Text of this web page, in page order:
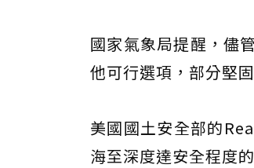
國家氣象局提醒，儘
他可行選項，部分堅
美國國土安全部的
海至深度達安全程度